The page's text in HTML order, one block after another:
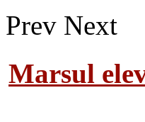
Prev Next
Marsul